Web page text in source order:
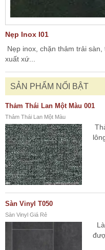
Nẹp Inox I01
Nẹp inox, chặn thảm trải
xuất xứ...
SẢN PHẨM NỔI BẬT
Thảm Thái Lan Một Màu 001
Thảm Thái Lan Một Màu
Sàn Vinyl T050
Sàn Vinyl Giá Rẻ